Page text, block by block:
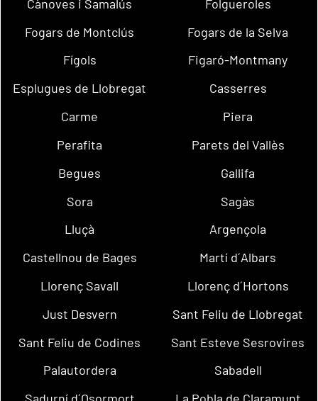
Cànoves i Samalús
Folgueroles
Fogars de Montclús
Fogars de la Selva
Fígols
Figaró-Montmany
Esplugues de Llobregat
Casserres
Carme
Piera
Perafita
Parets del Vallès
Begues
Gallifa
Sora
Sagàs
Lluçà
Argençola
Castellnou de Bages
Martí d´Albars
Llorenç Savall
Llorenç d´Hortons
Just Desvern
Sant Feliu de Llobregat
Sant Feliu de Codines
Sant Esteve Sesrovires
Palautordera
Sabadell